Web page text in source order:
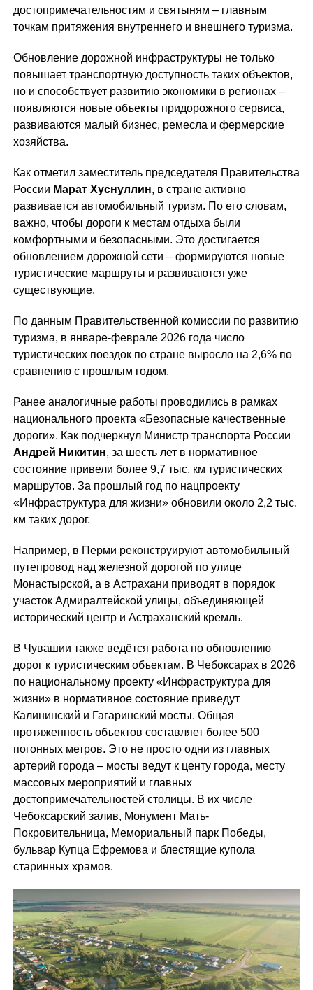
достопримечательностям и святыням – главным
точкам притяжения внутреннего и внешнего туризма.
Обновление дорожной инфраструктуры не только
повышает транспортную доступность таких объектов,
но и способствует развитию экономики в регионах –
появляются новые объекты придорожного сервиса,
развиваются малый бизнес, ремесла и фермерские
хозяйства.
Как отметил заместитель председателя Правительства
России Марат Хуснуллин, в стране активно
развивается автомобильный туризм. По его словам,
важно, чтобы дороги к местам отдыха были
комфортными и безопасными. Это достигается
обновлением дорожной сети – формируются новые
туристические маршруты и развиваются уже
существующие.
По данным Правительственной комиссии по развитию
туризма, в январе-феврале 2026 года число
туристических поездок по стране выросло на 2,6% по
сравнению с прошлым годом.
Ранее аналогичные работы проводились в рамках
национального проекта «Безопасные качественные
дороги». Как подчеркнул Министр транспорта России
Андрей Никитин, за шесть лет в нормативное
состояние привели более 9,7 тыс. км туристических
маршрутов. За прошлый год по нацпроекту
«Инфраструктура для жизни» обновили около 2,2 тыс.
км таких дорог.
Например, в Перми реконструируют автомобильный
путепровод над железной дорогой по улице
Монастырской, а в Астрахани приводят в порядок
участок Адмиралтейской улицы, объединяющей
исторический центр и Астраханский кремль.
В Чувашии также ведётся работа по обновлению
дорог к туристическим объектам. В Чебоксарах в 2026
по национальному проекту «Инфраструктура для
жизни» в нормативное состояние приведут
Калининский и Гагаринский мосты. Общая
протяженность объектов составляет более 500
погонных метров. Это не просто одни из главных
артерий города – мосты ведут к центу города, месту
массовых мероприятий и главных
достопримечательностей столицы. В их числе
Чебоксарский залив, Монумент Мать-
Покровительница, Мемориальный парк Победы,
бульвар Купца Ефремова и блестящие купола
старинных храмов.